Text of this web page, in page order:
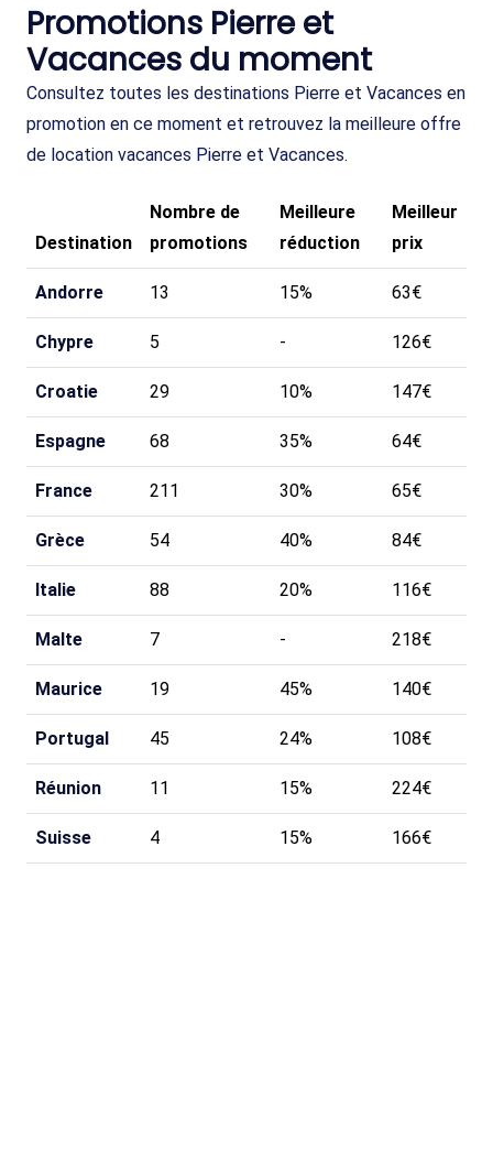
Promotions Pierre et
Vacances du moment
Consultez toutes les destinations Pierre et Vacances en
promotion en ce moment et retrouvez la meilleure offre
de location vacances Pierre et Vacances.
Destination
Nombre de
promotions
Meilleure
réduction
Meilleur
prix
Andorre 13 15% 63€
Chypre 5 - 126€
Croatie 29 10% 147€
Espagne 68 35% 64€
France 211 30% 65€
Grèce 54 40% 84€
Italie 88 20% 116€
Malte 7 - 218€
Maurice 19 45% 140€
Portugal 45 24% 108€
Réunion 11 15% 224€
Suisse 4 15% 166€